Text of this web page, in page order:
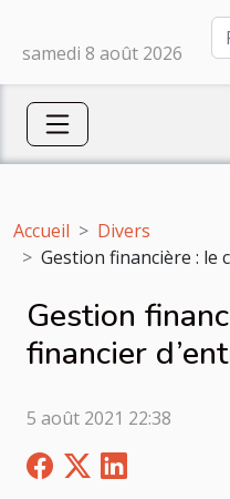
samedi 8 août 2026
Accueil
Divers
Gestion financière : le
Gestion
financier
5 août 2021 22:38